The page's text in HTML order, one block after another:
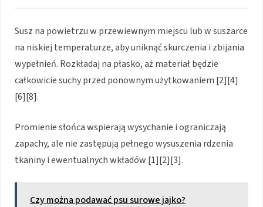
Susz na powietrzu w przewiewnym miejscu lub w suszarce
na niskiej temperaturze, aby uniknąć skurczenia i zbijania
wypełnień. Rozkładaj na płasko, aż materiał będzie
całkowicie suchy przed ponownym użytkowaniem [2][4]
[6][8].
Promienie słońca wspierają wysychanie i ograniczają
zapachy, ale nie zastępują pełnego wysuszenia rdzenia
tkaniny i ewentualnych wkładów [1][2][3].
Czy można podawać psu surowe jajko?